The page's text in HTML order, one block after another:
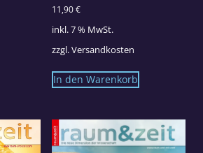
11,90€
inkl. 7 % MwSt.
zzgl.Versandkosten
In den Warenkorb